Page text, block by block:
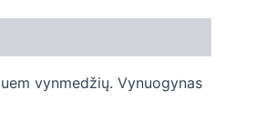
vynmedžių. Vynuogynas